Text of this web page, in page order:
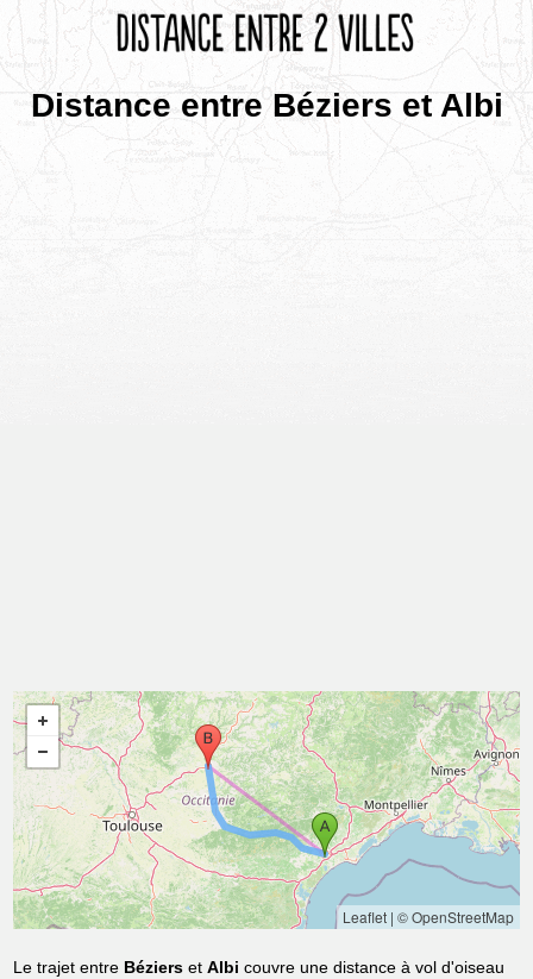
Distance entre Béziers et Albi
Leaflet| © OpenStreetMap
Le trajet entre Béziers etAlbi couvre une distance à vol d'oiseau